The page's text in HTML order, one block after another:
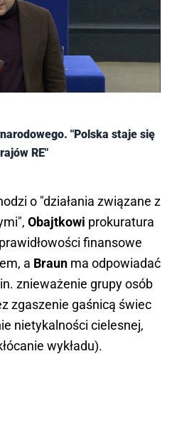
"Polska staje się
RE"
o "działania związane z
Obajtkowi prokuratura
finansowe
a Braun ma odpowiadać
znieważenie grupy osób
zgaszenie gaśnicą świec
nietykalności cielesnej,
wykładu).